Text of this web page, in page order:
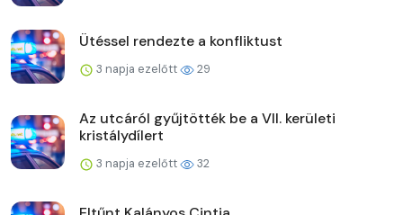
Ütéssel rendezte a konfliktust
3 napja ezelőtt 29
Az utcáról gyűjtötték be a VII. kerületi
kristálydílert
3 napja ezelőtt 32